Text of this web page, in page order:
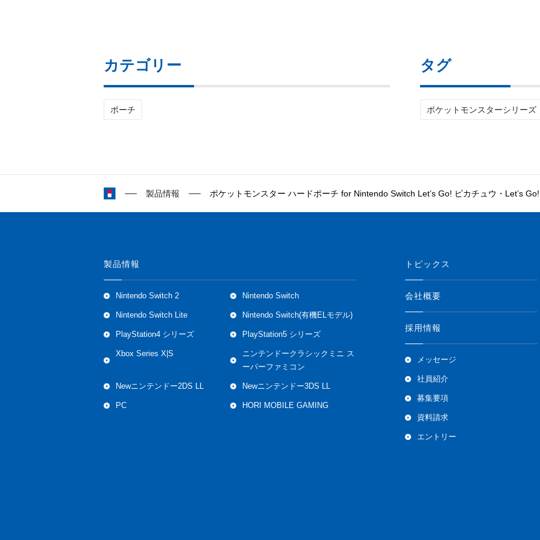
カテゴリー
ポーチ
タグ
ポケットモンスターシリーズ
製品情報 ポケットモンスター ハードポーチ for Nintendo Switch Let’s Go! ピカチュウ・Let’s
製品情報
Nintendo Switch 2 Nintendo Switch
Nintendo Switch Lite Nintendo Switch(有機ELモデル)
PlayStation4 シリーズ PlayStation5 シリーズ
Xbox Series X|S
ニンテンドークラシックミニ ス
ーパーファミコン
Newニンテンドー2DS LL Newニンテンドー3DS LL
PC HORI MOBILE GAMING
トピックス
会社概要
採用情報
メッセージ
社員紹介
募集要項
資料請求
エントリー